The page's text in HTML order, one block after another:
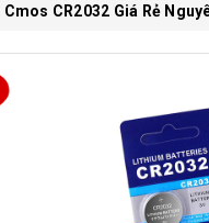
CR2032 Giá Rẻ